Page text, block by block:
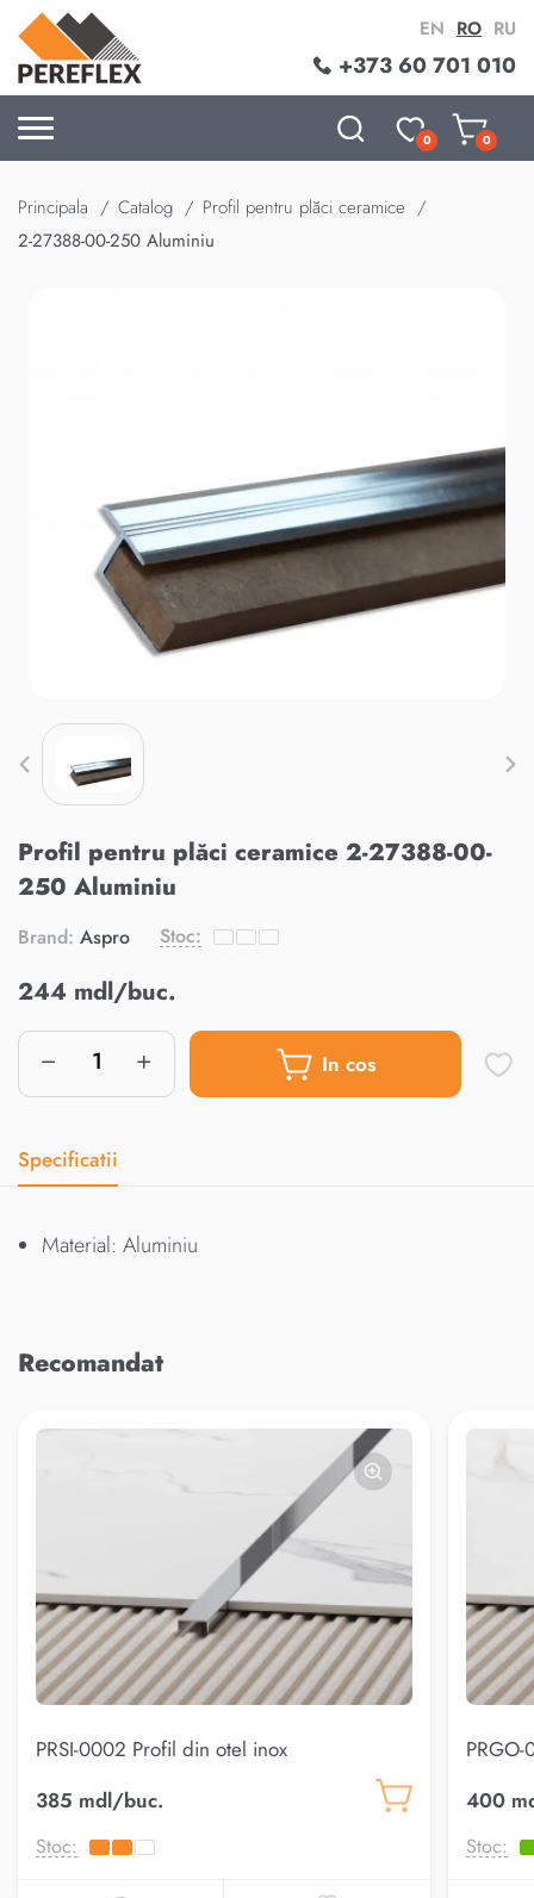
+373 60 701 010
EN RO RU
0 0
Principala Catalog
Profil pentru plăci ceramice
2-27388-00-250 Aluminiu
Profil pentru plăci ceramice 2-27388-00-
250 Aluminiu
Brand: Aspro Stoc:
244 mdl/buc.
In cos
Specificatii
Material: Aluminiu
Recomandat
PRSI-0002 Profil din otel inox
385 mdl/buc.
Stoc:
400
Stoc: